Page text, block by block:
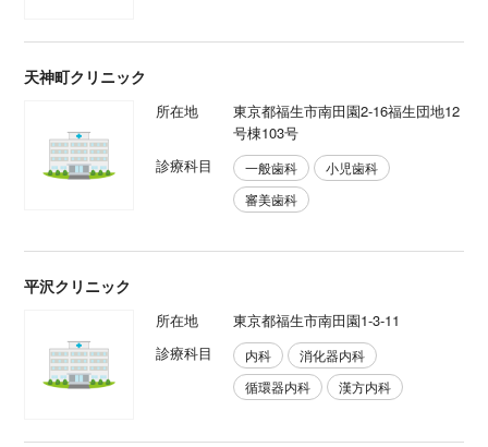
天神町クリニック
所在地
東京都福生市南田園2-16福生団地12
号棟103号
診療科目
一般歯科
小児歯科
審美歯科
平沢クリニック
所在地
東京都福生市南田園1-3-11
診療科目
内科
消化器内科
循環器内科
漢方内科